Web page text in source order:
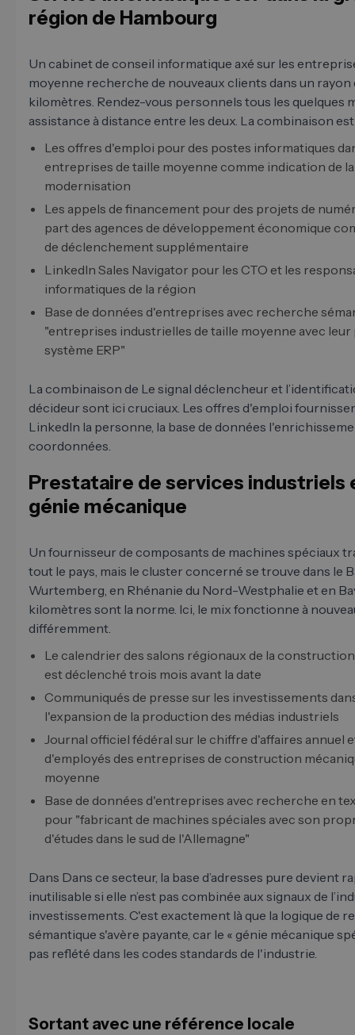
région de Hambourg
Un cabinet de conseil informatique axé sur les
moyenne recherche de nouveaux clients dans un rayon
kilomètres. Rendez-vous personnels tous les quelques
assistance à distance entre les deux. La combinaison
Les offres d'emploi pour des postes informatiques
entreprises de taille moyenne comme indication de
modernisation
Les appels de financement pour des projets de
part des agences de développement économique
de déclenchement supplémentaire
LinkedIn Sales Navigator pour les CTO et les
informatiques de la région
Base de données d'entreprises avec recherche
"entreprises industrielles de taille moyenne avec
système ERP"
La combinaison de Le signal déclencheur et
décideur sont ici cruciaux. Les offres d'emploi
LinkedIn la personne, la base de données
coordonnées.
Prestataire de services industriels
génie mécanique
Un fournisseur de composants de machines spéciaux
tout le pays, mais le cluster concerné se trouve dans le
Wurtemberg, en Rhénanie du Nord-Westphalie et en
kilomètres sont la norme. Ici, le mix fonctionne à
différemment.
Le calendrier des salons régionaux de la
est déclenché trois mois avant la date
Communiqués de presse sur les investissements
l'expansion de la production des médias industriels
Journal officiel fédéral sur le chiffre d'affaires annuel
d'employés des entreprises de construction
moyenne
Base de données d'entreprises avec recherche en
pour "fabricant de machines spéciales avec son
d'études dans le sud de l'Allemagne"
Dans Dans ce secteur, la base d’adresses pure devient
inutilisable si elle n’est pas combinée aux signaux de
investissements. C'est exactement là que la logique de
sémantique s'avère payante, car le « génie mécanique
pas reflété dans les codes standards de l'industrie.
Sortant avec une référence locale